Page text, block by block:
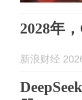
2028年
新浪财经